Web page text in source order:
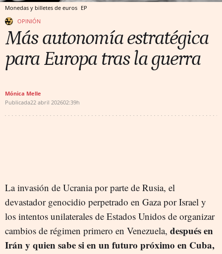
Monedas y billetes de euros EP
OPINIÓN
Más autonomía estratégica
para Europa tras la guerra
Mónica Melle
Publicada22 abril 202602:39h
La invasión de Ucrania por parte de Rusia, el
devastador genocidio perpetrado en Gaza por Israel y
los intentos unilaterales de Estados Unidos de organizar
cambios de régimen primero en Venezuela, después en
Irán y quien sabe si en un futuro próximo en Cuba,